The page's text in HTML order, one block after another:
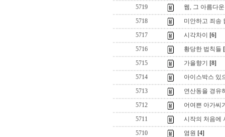
5719
웹, 그 아름다
5718
미안하고 죄송
5717
시각차이
[6]
5716
황당한 법칙들
5715
가을향기
[8]
5714
아이스박스 있
5713
연산동을 경유
5712
어여쁜 아가씨
5711
시작의 처음에
5710
염원 [4]